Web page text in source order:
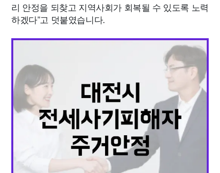
리 안정을 되찾고 지역사회가 회복될 수 있도록 노력
하겠다”고 덧붙였습니다.